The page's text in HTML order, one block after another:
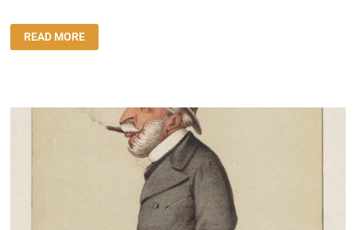
ΔΙΉΓΗΜΑ:
“ΤΟ
ΦΕΡΜΟΥΆΡ”
READ MORE